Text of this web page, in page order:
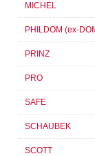
MICHEL
PHILDOM (ex-
PRINZ
PRO
SAFE
SCHAUBEK
SCOTT